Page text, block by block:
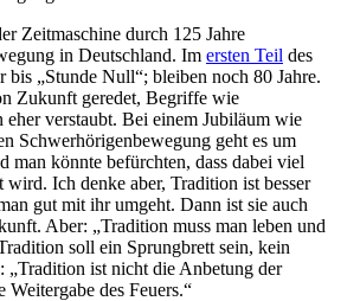
Zeitmaschine durch 125 Jahre
in Deutschland. Im ersten Teil des
„Stunde Null“; bleiben noch 80 Jahre.
Zukunft geredet, Begriffe wie
eher verstaubt. Bei einem Jubiläum wie
Schwerhörigenbewegung geht es um
man könnte befürchten, dass dabei viel
wird. Ich denke aber, Tradition ist besser
gut mit ihr umgeht. Dann ist sie auch
Aber: „Tradition muss man leben und
soll ein Sprungbrett sein, kein
„Tradition ist nicht die Anbetung der
Weitergabe des Feuers.“